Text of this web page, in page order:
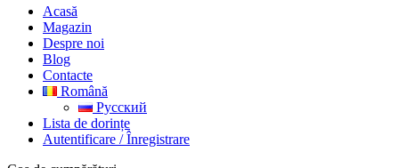
Acasă
Magazin
Despre noi
Blog
Contacte
Română
Русский
Lista de dorințe
Autentificare / Înregistrare